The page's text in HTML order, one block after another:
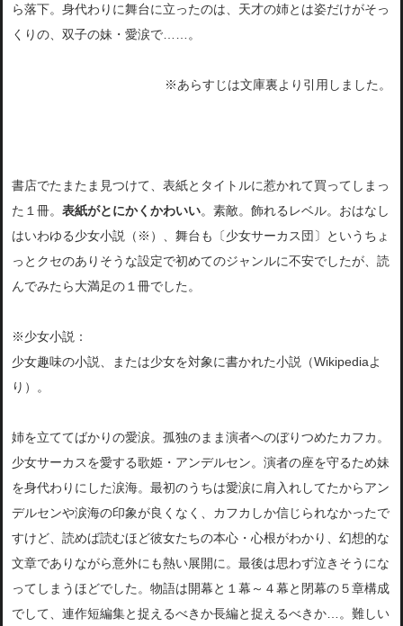
ら落下。身代わりに舞台に立ったのは、天才の姉とは姿だけがそっ
くりの、双子の妹・愛涙で……。
※あらすじは文庫裏より引用しました。
書店でたまたま見つけて、表紙とタイトルに惹かれて買ってしまっ
た１冊。 表紙がとにかくかわいい。素敵。飾れるレベル。おはなし
はいわゆる少女小説（※）、舞台も〔少女サーカス団〕というちょ
っとクセのありそうな設定で初めてのジャンルに不安でしたが、読
んでみたら大満足の１冊でした。
※少女小説：
少女趣味の小説、または少女を対象に書かれた小説（Wikipediaよ
り）。
姉を立ててばかりの愛涙。孤独のまま演者へのぼりつめたカフカ。
少女サーカスを愛する歌姫・アンデルセン。演者の座を守るため妹
を身代わりにした涙海。最初のうちは愛涙に肩入れしてたからアン
デルセンや涙海の印象が良くなく、カフカしか信じられなかったで
すけど、読めば読むほど彼女たちの本心・心根がわかり、幻想的な
文章でありながら意外にも熱い展開に。最後は思わず泣きそうにな
ってしまうほどでした。物語は開幕と１幕～４幕と閉幕の５章構成
でして、連作短編集と捉えるべきか長編と捉えるべきか…。難しい